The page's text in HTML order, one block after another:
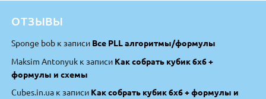
ОТЗЫВЫ
Sponge bob к записи Все PLL алгоритмы/формулы
Maksim Antonyuk к записи Как собрать кубик 6х6 +
формулы и схемы
Cubes.in.ua к записи Как собрать кубик 6х6 + формулы и